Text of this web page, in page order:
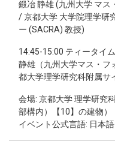
construction that
previous constructions,
intersection of "all QRF
how the classical
can be used to build a
perspectives on
group in gravitational
lack of manifest
with open questions and
鍛冶 静雄 (九州大学 マ
/ 京都大学 大学院理学研
ー (SACRA) 教授)
14:45-15:00 ティータイ
静雄（九州大学マス・フ
都大学理学研究科附属サ
17:20 2024年度MACS学
会場: 京都大学 理学研究
部構内）【10】の建物）
イベント公式言語: 日本語